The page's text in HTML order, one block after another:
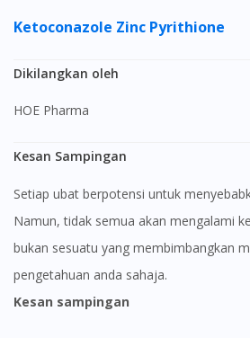
Ketoconazole Zinc Pyrithione
Dikilangkan oleh
HOE Pharma
Kesan Sampingan
Setiap ubat berpotensi untuk
Namun, tidak semua akan mengalami
bukan sesuatu yang membimbangkan
pengetahuan anda sahaja.
Kesan sampingan